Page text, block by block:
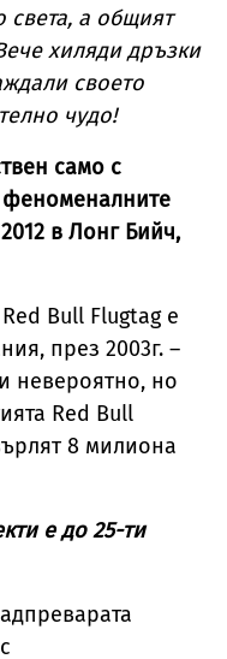
а общият
хиляди дръзки
своето
чудо!
само с
феноменалните
в Лонг Бийч,
Bull Flugtag е
през 2003г. –
невероятно, но
Red Bull
8 милиона
е до 25-ти